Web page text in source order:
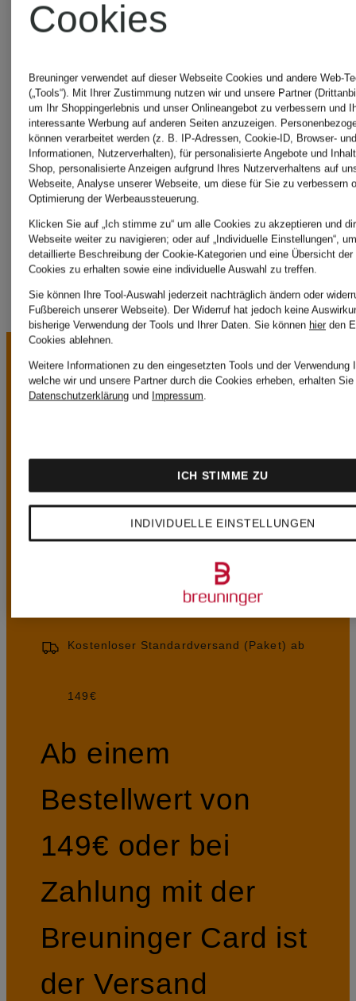
Levi's®
LONGCHAMP
MAMMUT
Triumph
UNSERE
VORTEILE
Kostenloser Standardversand (Paket) ab
149€
Ab einem
Bestellwert von
149€ oder bei
Zahlung mit der
Breuninger Card ist
der Versand
Cookies
Breuninger verwendet auf dieser Webseite Cookies und andere Web-
(„Tools“). Mit Ihrer Zustimmung nutzen wir und unsere Partner
um Ihr Shoppingerlebnis und unser Onlineangebot zu verbessern und
interessante Werbung auf anderen Seiten anzuzeigen.
können verarbeitet werden (z. B. IP-Adressen, Cookie-ID, Browser-
Informationen, Nutzerverhalten), für personalisierte Angebote und
Shop, personalisierte Anzeigen aufgrund Ihres Nutzerverhaltens auf
Webseite, Analyse unserer Webseite, um diese für Sie zu verbessern
Optimierung der Werbeaussteuerung.
Klicken Sie auf „Ich stimme zu“ um alle Cookies zu akzeptieren und
Webseite weiter zu navigieren; oder auf „Individuelle Einstellungen“,
detaillierte Beschreibung der Cookie-Kategorien und eine Übersicht
Cookies zu erhalten sowie eine individuelle Auswahl zu treffen.
Sie können Ihre Tool-Auswahl jederzeit nachträglich ändern oder
Fußbereich unserer Webseite). Der Widerruf hat jedoch keine
bisherige Verwendung der Tools und Ihrer Daten. Sie können hier den
Cookies ablehnen.
Weitere Informationen zu den eingesetzten Tools und der Verwendung
welche wir und unsere Partner durch die Cookies erheben, erhalten
Datenschutzerklärung und Impressum.
INDIVIDUELLE EINSTELLUNGEN
ICH STIMME ZU